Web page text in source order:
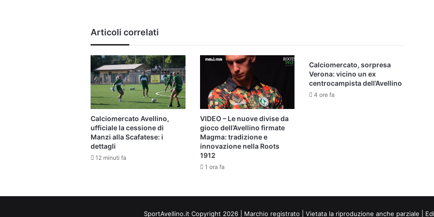
Articoli correlati
Calciomercato Avellino,
ufficiale la cessione di
Manzi alla Scafatese: i
dettagli
12 minuti fa
VIDEO – Le nuove divise da
gioco dell’Avellino firmate
Magma: tradizione e
innovazione nella Roots
1912
1 ora fa
Calciomercato, sorpresa
Verona: vicino un ex
centrocampista dell’Avellino
4 ore fa
SportAvellino.it Copyright 2026 | Marchio registrato | Vietata la riproduzione anche parziale |